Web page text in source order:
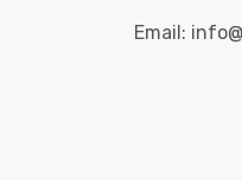
Email: